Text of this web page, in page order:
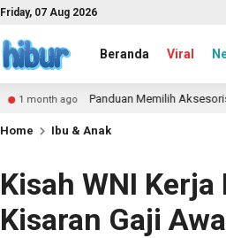
Friday, 07 Aug 2026
Beranda Viral
Panduan Memilih Aksesoris Fashion
Home Ibu & Anak
Kisah WNI
Kisaran Gaji